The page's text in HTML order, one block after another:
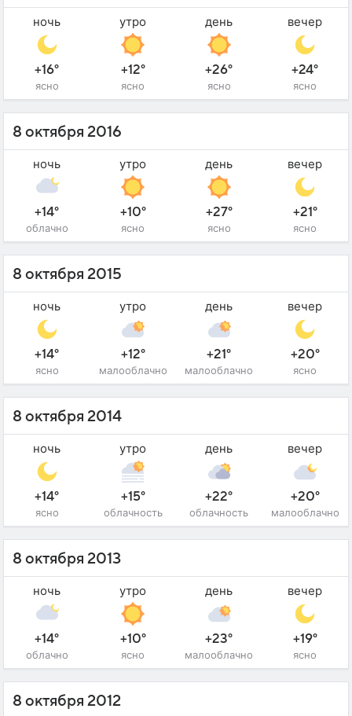
ночь
+16°
ясно
утро
+12°
ясно
день
+26°
ясно
вечер
+24°
ясно
8 октября 2016
ночь
+14°
облачно
утро
+10°
ясно
день
+27°
ясно
вечер
+21°
ясно
8 октября 2015
ночь
+14°
ясно
утро
+12°
малооблачно
день
+21°
малооблачно
вечер
+20°
ясно
8 октября 2014
ночь
+14°
ясно
утро
+15°
облачность
день
+22°
облачность
вечер
+20°
малооблачно
8 октября 2013
ночь
+14°
облачно
утро
+10°
ясно
день
+23°
малооблачно
вечер
+19°
ясно
8 октября 2012